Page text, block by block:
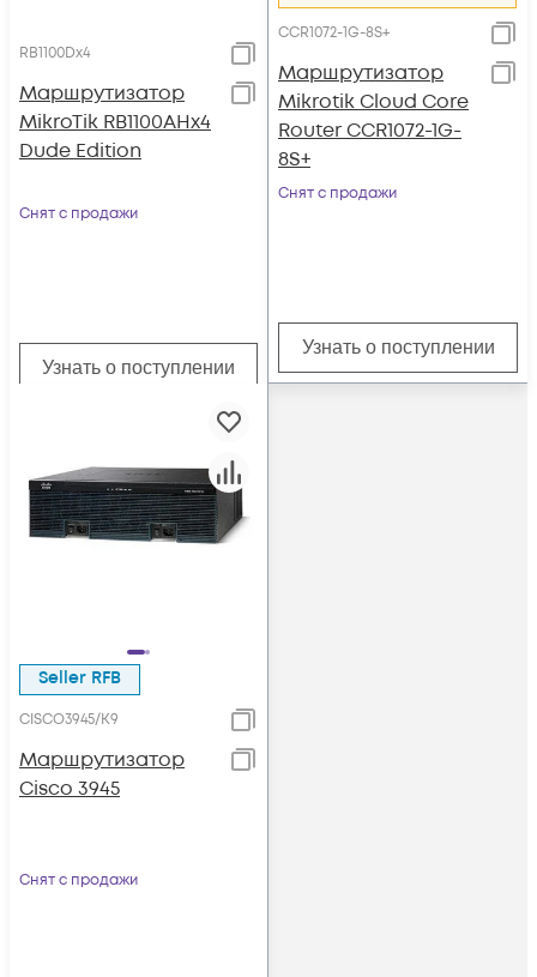
RB1100Dx4
Маршрутизатор
MikroTik RB1100AHx4
Dude Edition
Снят с продажи
Узнать о поступлении
CCR1072-1G-8S+
Маршрутизатор
Mikrotik Cloud Core
Router CCR1072-1G-
8S+
Снят с продажи
Узнать о поступлении
Seller RFB
CISCO3945/K9
Маршрутизатор
Cisco 3945
Снят с продажи